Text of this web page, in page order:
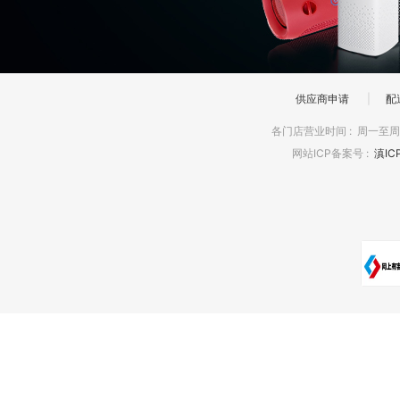
供应商申请 配
各门店营业时间 : 周一至
网站ICP备案号 : 滇